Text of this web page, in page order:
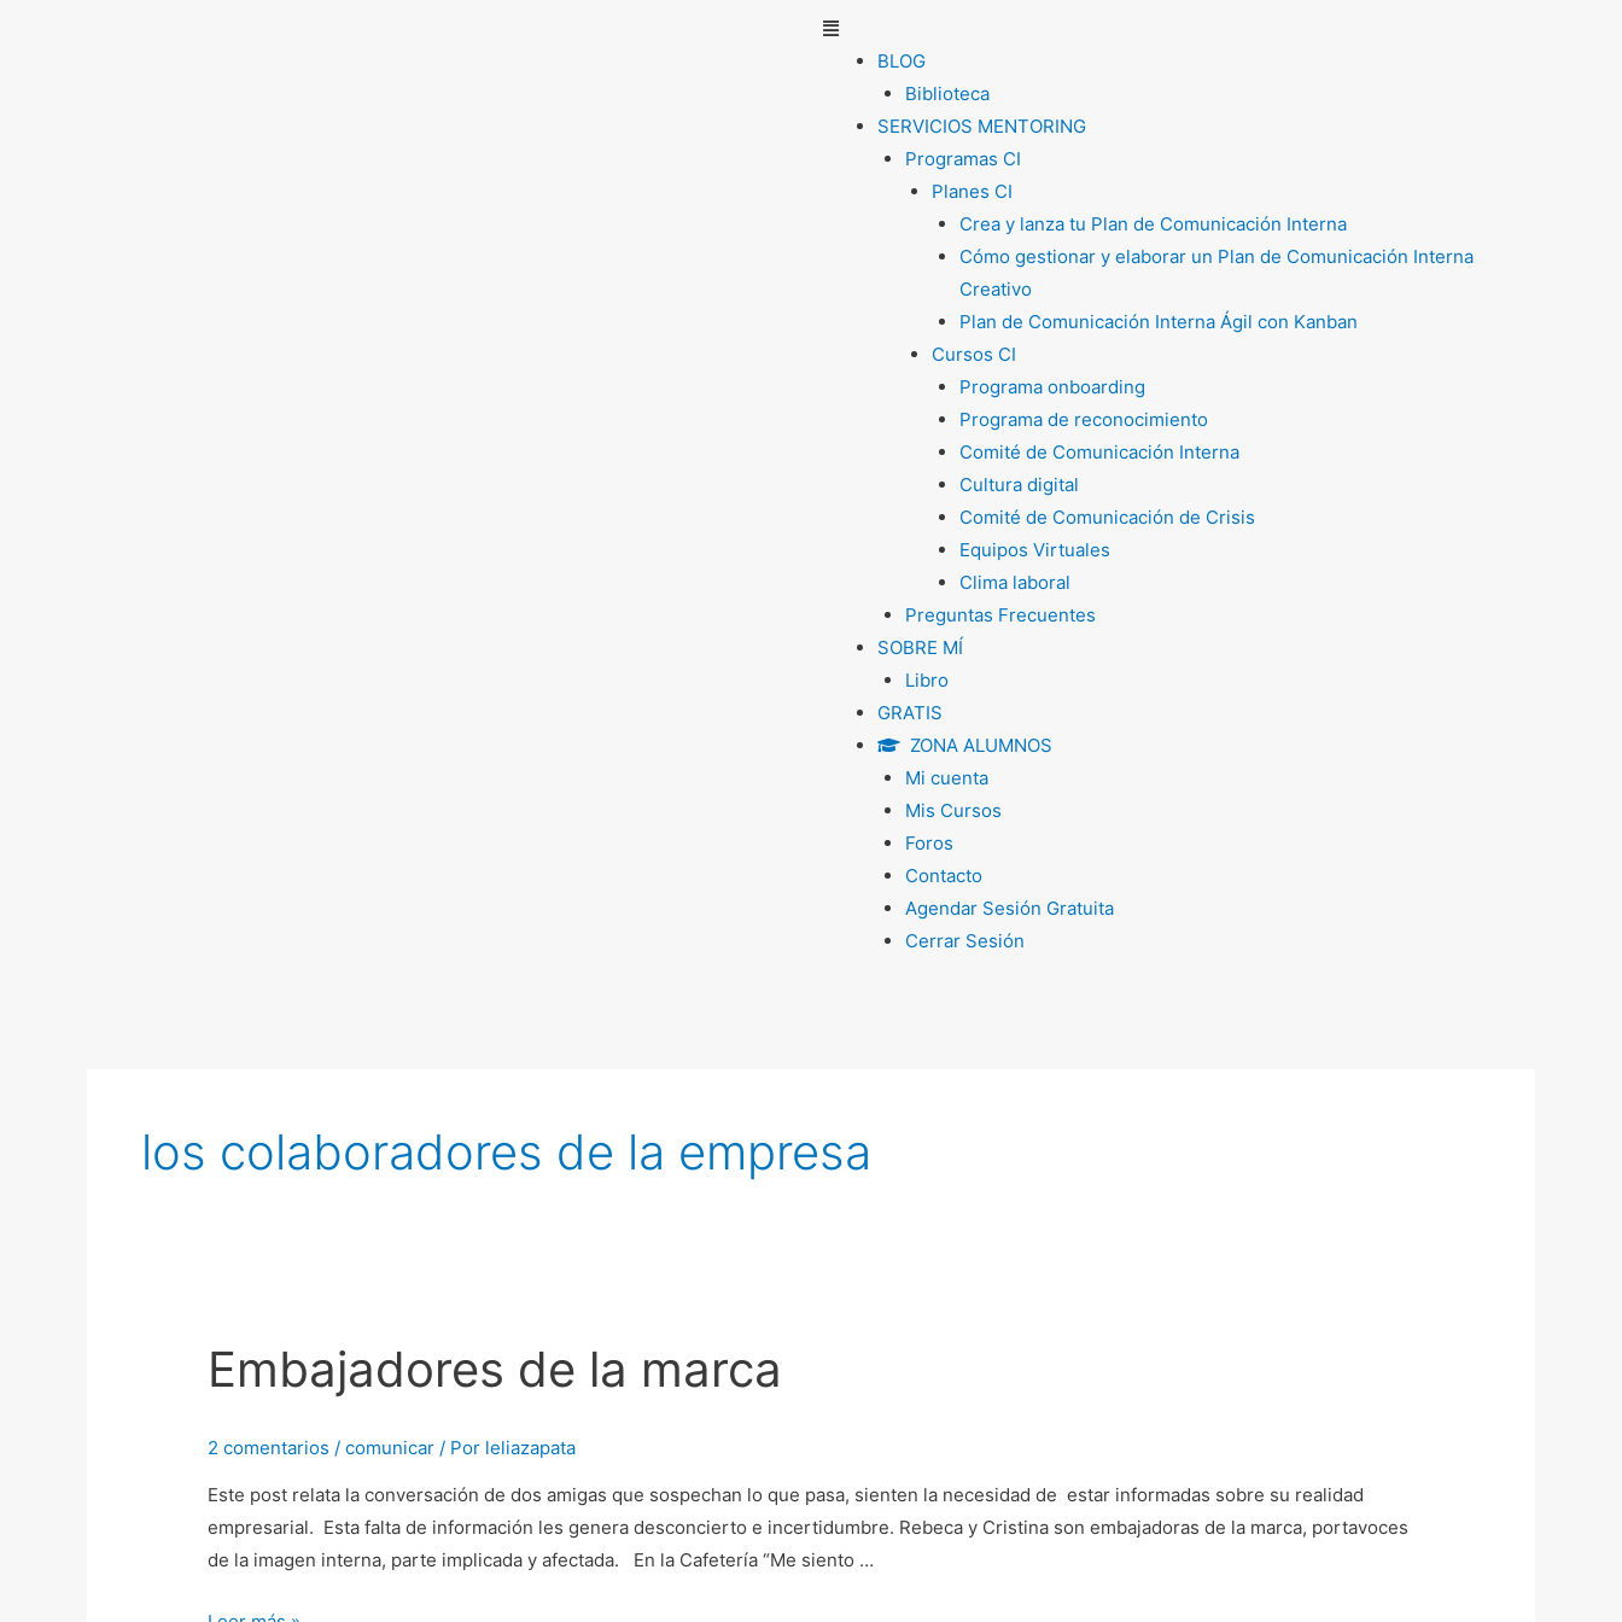
Menú
BLOG
Biblioteca
SERVICIOS MENTORING
Programas CI
Planes CI
Crea y lanza tu Plan de Comunicación Interna
Cómo gestionar y elaborar un Plan de Comunicación Interna
Creativo
Plan de Comunicación Interna Ágil con Kanban
Cursos CI
Programa onboarding
Programa de reconocimiento
Comité de Comunicación Interna
Cultura digital
Comité de Comunicación de Crisis
Equipos Virtuales
Clima laboral
Preguntas Frecuentes
SOBRE MÍ
Libro
GRATIS
ZONA ALUMNOS
Mi cuenta
Mis Cursos
Foros
Contacto
Agendar Sesión Gratuita
Cerrar Sesión
los colaboradores de la empresa
Embajadores de la marca
2 comentarios /comunicar / Por leliazapata
Este post relata la conversación de dos amigas que sospechan lo que pasa, sienten la necesidad de estar informadas sobre su realidad
empresarial. Esta falta de información les genera desconcierto e incertidumbre. Rebeca y Cristina son embajadoras de la marca, portavoces
de la imagen interna, parte implicada y afectada. En la Cafetería “Me siento …
Embajadores
de
marca